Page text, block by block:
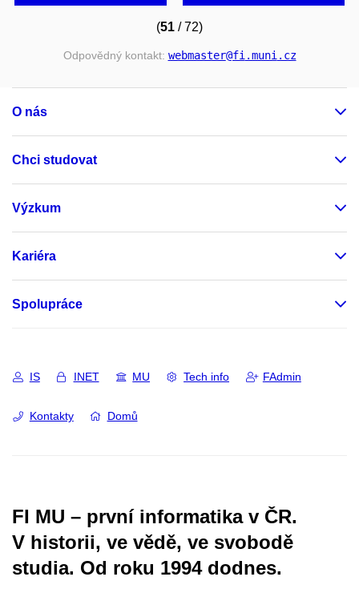
(51 / 72)
Odpovědný kontakt: webmaster@fi.muni.cz
O nás
Chci studovat
Výzkum
Kariéra
Spolupráce
IS INET MU Tech info FAdmin
Kontakty Domů
FI MU – první informatika v ČR.
V historii, ve vědě, ve svobodě
studia. Od roku 1994 dodnes.